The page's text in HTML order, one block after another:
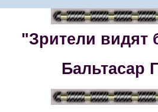
"Зрители видят
Бальтасар